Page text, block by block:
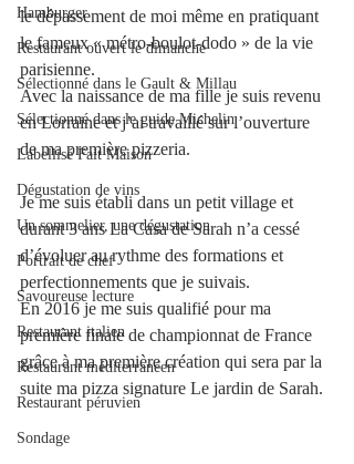
Hamburger
Restaurant ouvert le dimanche
Sélectionné dans le Gault & Millau
Sélectionné dans le guide Michelin
Labellisé Fait Maison
Dégustation de vins
Un sommelier, une dégustation
Portrait de chef
Savoureuse lecture
Restaurant italien
Restaurant méditerranéen
Restaurant péruvien
Sondage
le dépassement de moi même en pratiquant
le fameux « métro-boulot-dodo » de la vie
parisienne.
Avec la naissance de ma fille je suis revenu
en Lorraine et j’ai travaillé sur l’ouverture
de ma première pizzeria.
Je me suis établi dans un petit village et
durant 3 ans La Casa de Sarah n’a cessé
d’évoluer au rythme des formations et
perfectionnements que je suivais.
En 2016 je me suis qualifié pour ma
première finale de championnat de France
grâce à ma première création qui sera par la
suite ma pizza signature Le jardin de Sarah.